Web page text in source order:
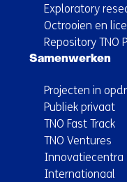
Exploratory
Octrooien en
Repository TNO
Samenwerken
Projecten in
Publiek privaat
TNO Fast Track
TNO Ventures
Innovatiecentra
Internationaal